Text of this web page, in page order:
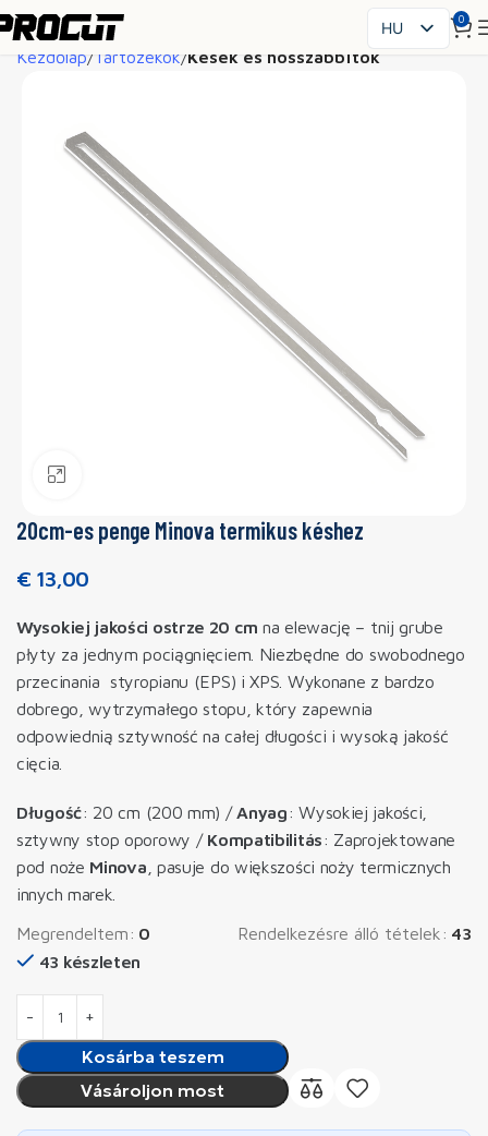
HU
0
Kezdőlap Tartozékok Kések és hosszabbítók
20cm-es penge Minova termikus késhez
€ 13,00
Wysokiej jakości ostrze 20 cm na elewację – tnij grube
płyty za jednym pociągnięciem. Niezbędne do swobodnego
przecinania styropianu (EPS) i XPS. Wykonane z bardzo
dobrego, wytrzymałego stopu, który zapewnia
odpowiednią sztywność na całej długości i wysoką jakość
cięcia.
Długość: 20 cm (200 mm) /Anyag: Wysokiej jakości,
sztywny stop oporowy / Kompatibilitás: Zaprojektowane
pod noże Minova , pasuje do większości noży termicznych
innych marek.
Megrendeltem: 0 Rendelkezésre álló tételek: 43
43 készleten
Kosárba teszem
Vásároljon most